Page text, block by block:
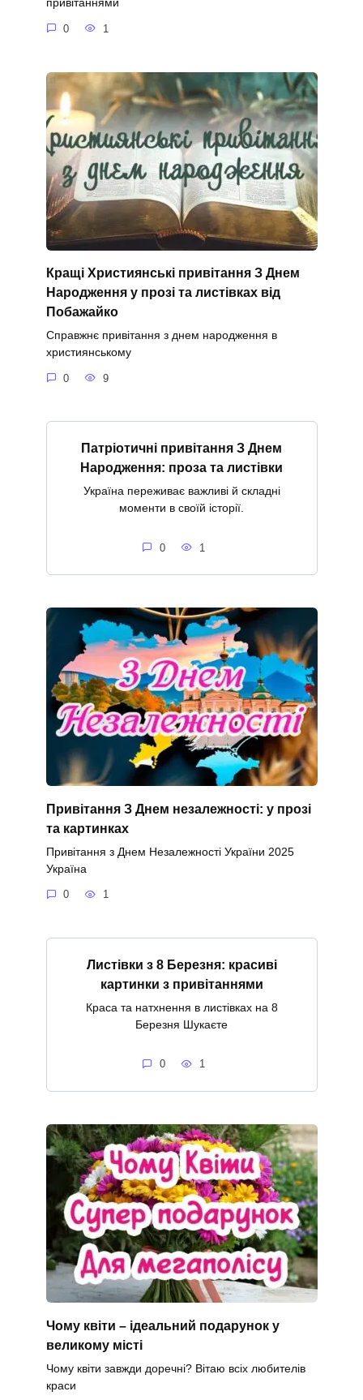
привітаннями
0 1
Кращі Християнські привітання З Днем
Народження у прозі та листівках від
Побажайко
Справжнє привітання з днем народження в
християнському
0 9
Патріотичні привітання З Днем
Народження: проза та листівки
Україна переживає важливі й складні
моменти в своїй історії.
0 1
Привітання З Днем незалежності: у прозі
та картинках
Привітання з Днем Незалежності України 2025
Україна
0 1
Листівки з 8 Березня: красиві
картинки з привітаннями
Краса та натхнення в листівках на 8
Березня Шукаєте
0 1
Чому квіти – ідеальний подарунок у
великому місті
Чому квіти завжди доречні? Вітаю всіх любителів
краси